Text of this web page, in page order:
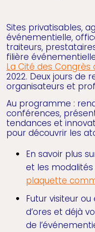
Sites privatisables,
événementielle,
traiteurs,
filière
La Cité des Congrès
2022. Deux jours de
organisateurs et
Au programme :
conférences,
tendances et
pour découvrir les
En savoir plus
et les
plaquette
Futur visiteur
d’ores et déjà
de